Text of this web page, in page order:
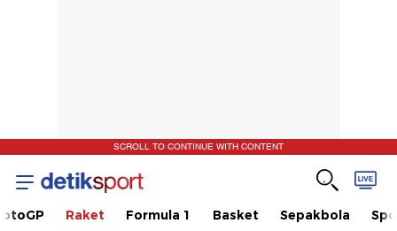
SCROLL TO CONTINUE WITH CONTENT
Raket Formula 1 Basket Sepakbola